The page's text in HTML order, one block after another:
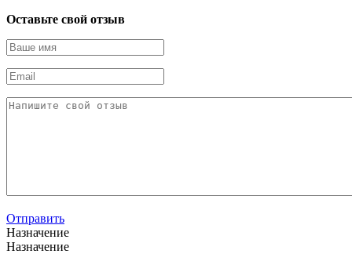
Оставьте свой отзыв
Отправить
Назначение
Назначение